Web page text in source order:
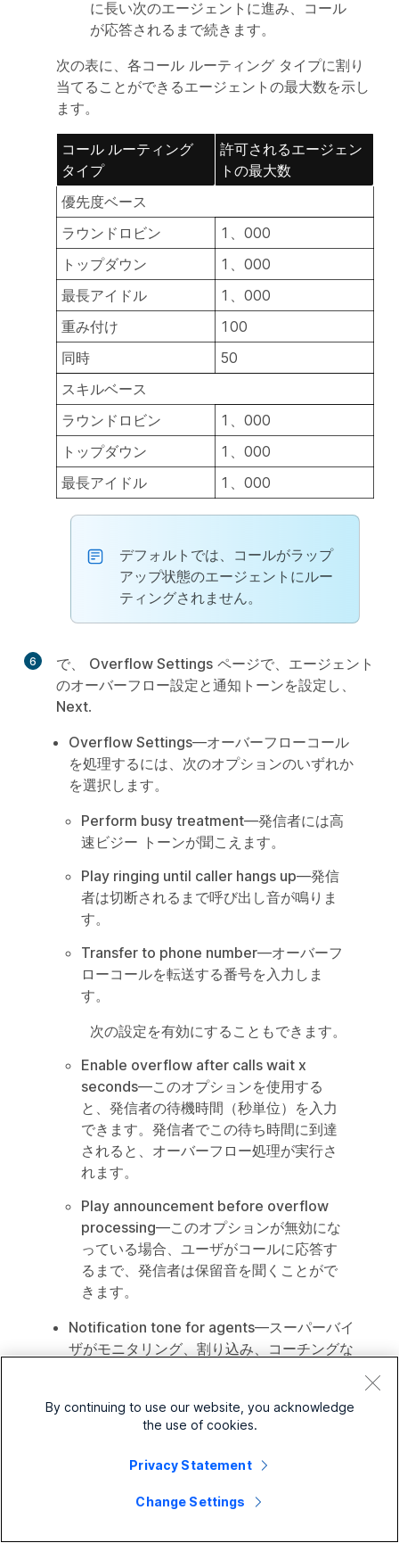
に長い次のエージェントに進み、コール
が応答されるまで続きます。
次の表に、各コール ルーティング タイプに割り
当てることができるエージェントの最大数を示し
ます。
コール ルーティング
タイプ
許可されるエージェン
トの最大数
優先度ベース
ラウンドロビン
1、000
トップダウン
1、000
最長アイドル
1、000
重み付け
100
同時
50
スキルベース
ラウンドロビン
1、000
トップダウン
1、000
最長アイドル
1、000
デフォルトでは、コールがラップ
アップ状態のエージェントにルー
ティングされません。
6 で、 Overflow Settings ページで、エージェント
のオーバーフロー設定と通知トーンを設定し、
Next.
Overflow Settings—オーバーフローコール
を処理するには、次のオプションのいずれか
を選択します。
Perform busy treatment—発信者には高
速ビジー トーンが聞こえます。
Play ringing until caller hangs up—発信
者は切断されるまで呼び出し音が鳴りま
す。
Transfer to phone number—オーバーフ
ローコールを転送する番号を入力しま
す。
次の設定を有効にすることもできます。
Enable overflow after calls wait x
seconds—このオプションを使用する
と、発信者の待機時間（秒単位）を入力
できます。発信者でこの待ち時間に到達
されると、オーバーフロー処理が実行さ
れます。
Play announcement before overflow
processing—このオプションが無効にな
っている場合、ユーザがコールに応答す
るまで、発信者は保留音を聞くことがで
きます。
Notification tone for agents—スーパーバイ
ザがモニタリング、割り込み、コーチングな
す。この設定は組織レベルとキューレベルで
設定できます。
Use organization’s default settings
のキューに組織の設定を適用する場合
は、このオプションを選択します。デフ
By continuing to use our website, you acknowledge
the use of cookies.
Privacy Statement
Change Settings